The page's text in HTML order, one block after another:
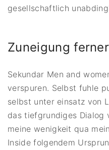
gesellschaftlich
Zuneigung
Sekundar Men and
verspuren. Selbst fuhle
selbst unter einsatz von
das tiefgrundiges Dialog
meine wenigkeit qua
Inside folgendem